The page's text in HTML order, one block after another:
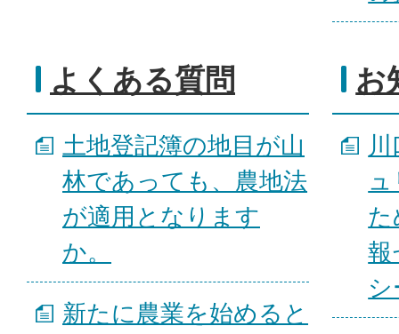
よくある質問
土地登記簿の地目が山
林であっても、農地法
が適用となります
か。
新たに農業を始めると
お
た
報